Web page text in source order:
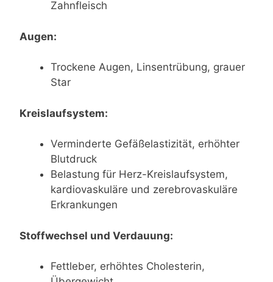
Zahnfleisch
Augen:
Trockene Augen, Linsentrübung, grauer
Star
Kreislaufsystem:
Verminderte Gefäßelastizität, erhöhter
Blutdruck
Belastung für Herz-Kreislaufsystem,
kardiovaskuläre und zerebrovaskuläre
Erkrankungen
Stoffwechsel und Verdauung:
Fettleber, erhöhtes Cholesterin,